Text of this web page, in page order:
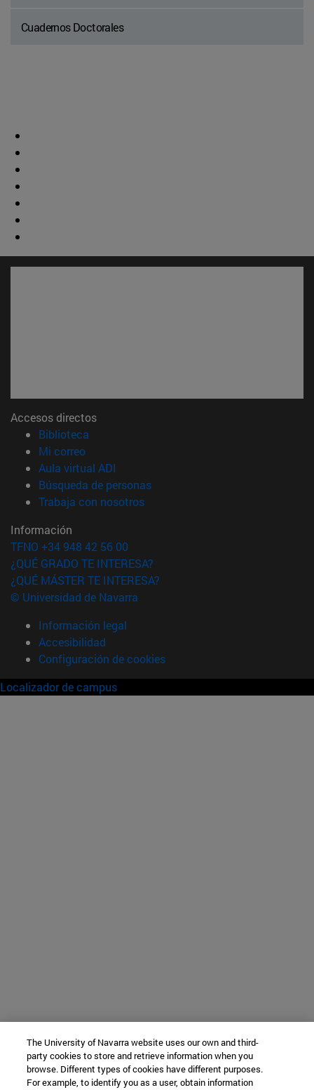
Cuadernos Doctorales
Accesos directos
Biblioteca
Mi correo(abre en nueva ventana)
Aula virtual ADI
Búsqueda de personas(abre en nueva ventana)
Trabaja con nosotros(abre en nueva ventana)
Información
TFNO +34 948 42 56 00
¿QUÉ GRADO TE INTERESA?
¿QUÉ MÁSTER TE INTERESA?
© Universidad de Navarra
Información legal
Accesibilidad
Configuración de cookies
Localizador de campus
The University of Navarra website uses our own and third-
party cookies to store and retrieve information when you
browse. Different types of cookies have different purposes.
For example, to identify you as a user, obtain information